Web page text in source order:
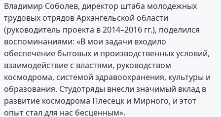
Владимир Соболев, директор штаба молодежных
трудовых отрядов Архангельской области
(руководитель проекта в 2014–2016 гг.), поделился
воспоминаниями: «В мои задачи входило
обеспечение бытовых и производственных условий,
взаимодействие с властями, руководством
космодрома, системой здравоохранения, культуры и
образования. Студотряды внесли значимый вклад в
развитие космодрома Плесецк и Мирного, и этот
опыт стал для нас бесценным».